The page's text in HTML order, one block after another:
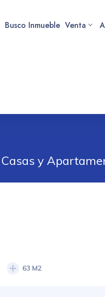
Busco Inmueble Venta
Casas y
63 M2